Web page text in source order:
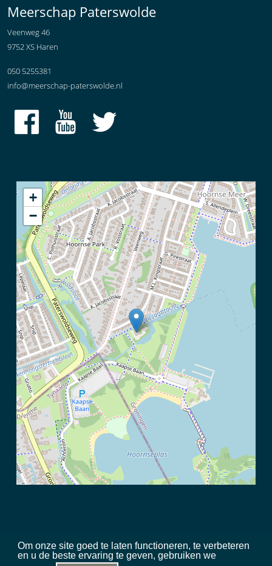
Om onze site goed te laten functioneren, te verbeteren
en u de beste ervaring te geven, gebruiken we
Meerschap Paterswolde
Veenweg 46
9752 XS Haren
050 5255381
info@meerschap-paterswolde.nl
+
−
2026 Meerschap Paterswolde |privacy disclaimer|regels in het